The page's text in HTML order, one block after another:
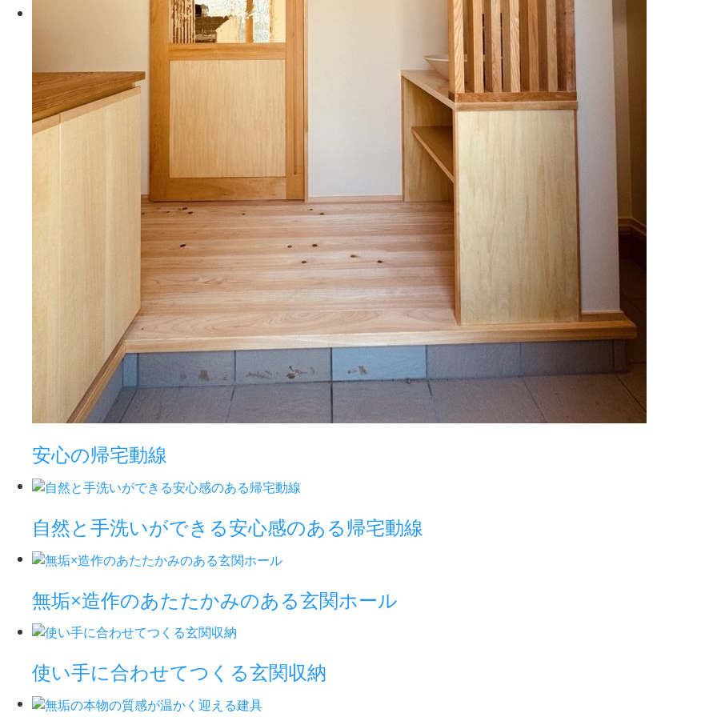
安心の帰宅動線
自然と手洗いができる安心感のある帰宅動線
無垢×造作のあたたかみのある玄関ホール
使い手に合わせてつくる玄関収納